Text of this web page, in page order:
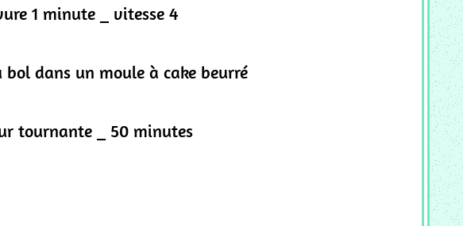
1 minute _ vitesse 4
bol dans un moule à cake beurré
tournante _ 50 minutes